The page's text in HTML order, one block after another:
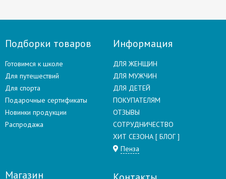
Подборки товаров
Готовимся к школе
Для путешествий
Для спорта
Подарочные сертификаты
Новинки продукции
Распродажа
Информация
ДЛЯ ЖЕНЩИН
ДЛЯ МУЖЧИН
ДЛЯ ДЕТЕЙ
ПОКУПАТЕЛЯМ
ОТЗЫВЫ
СОТРУДНИЧЕСТВО
ХИТ СЕЗОНА [ БЛОГ ]
Пенза
Магазин